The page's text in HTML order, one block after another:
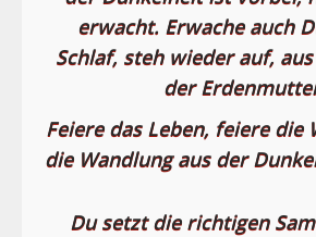
erwacht. Erwache auch
Schlaf, steh wieder auf,
der
Feiere das Leben, feiere die
die Wandlung aus der
Du setzt die richtigen